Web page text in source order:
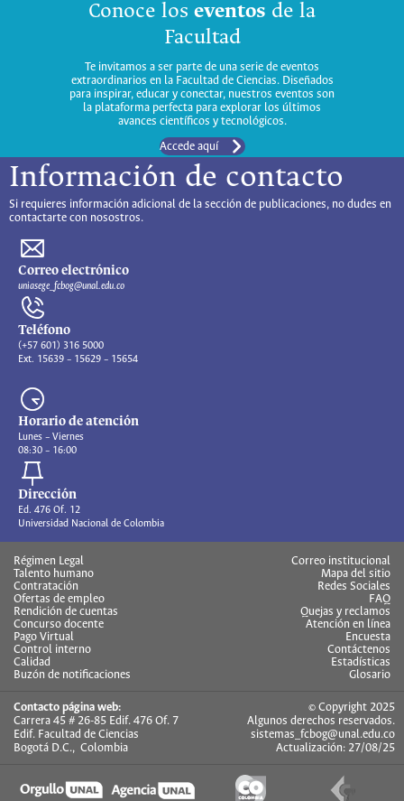
Conoce los eventos de la
Facultad
Te invitamos a ser parte de una serie de eventos
extraordinarios en la Facultad de Ciencias. Diseñados
para inspirar, educar y conectar, nuestros eventos son
la plataforma perfecta para explorar los últimos
avances científicos y tecnológicos.
Accede aquí
Información de contacto
Si requieres información adicional de la sección de publicaciones, no dudes en
contactarte con nosostros.
Correo electrónico
uniasege_fcbog@unal.edu.co
Teléfono
(+57 601) 316 5000
Ext. 15639 – 15629 – 15654
Horario de atención
Lunes – Viernes
08:30 – 16:00
Dirección
Ed. 476 Of. 12
Universidad Nacional de Colombia
Régimen Legal
Talento humano
Contratación
Ofertas de empleo
Rendición de cuentas
Concurso docente
Pago Virtual
Control interno
Calidad
Buzón de notificaciones
Correo institucional
Mapa del sitio
Redes Sociales
FAQ
Quejas y reclamos
Atención en línea
Encuesta
Contáctenos
Estadísticas
Glosario
Contacto página web:
Carrera 45 # 26-85 Edif. 476 Of. 7
Edif. Facultad de Ciencias
Bogotá D.C., Colombia
© Copyright 2025
Algunos derechos reservados.
sistemas_fcbog@unal.edu.co
Actualización: 27/08/25